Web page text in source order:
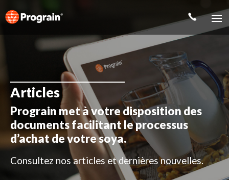
Articles
Prograin met à votre disposition des
documents facilitant le processus
d’achat de votre soya.
Consultez nos articles et dernières nouvelles.